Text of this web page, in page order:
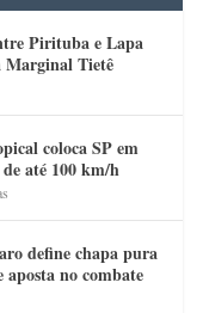
Pirituba e Lapa
Marginal Tietê
coloca SP em
até 100 km/h
define chapa pura
no combate